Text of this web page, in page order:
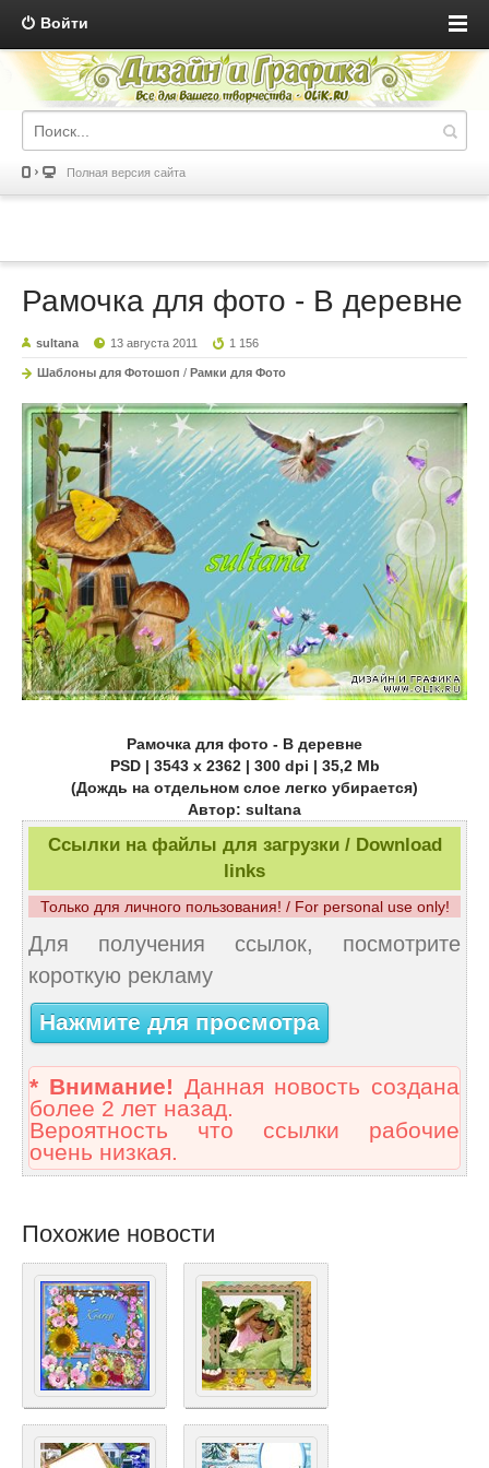
Войти
Полная версия сайта
Рамочка для фото - В деревне
sultana 13 августа 2011 1 156
Шаблоны для Фотошоп / Рамки для Фото
Рамочка для фото - В деревне
PSD | 3543 x 2362 | 300 dpi | 35,2 Mb
(Дождь на отдельном слое легко убирается)
Автор: sultana
Ссылки на файлы для загрузки / Download
links
Только для личного пользования! / For personal use only!
Для получения ссылок, посмотрите
короткую рекламу
Нажмите для просмотра
* Внимание! Данная новость создана
более 2 лет назад.
Вероятность что ссылки рабочие
очень низкая.
Похожие новости